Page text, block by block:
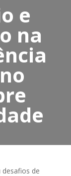
e
na
desafios de